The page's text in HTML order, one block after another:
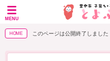
MENU
HOME このページは公開終了しました